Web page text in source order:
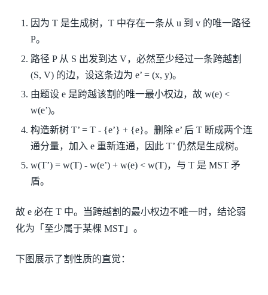
因为 T 是生成树，T 中存在一条从 u 到 v 的唯一路径
P。
路径 P 从 S 出发到达 V，必然至少经过一条跨越割
(S, V) 的边，设这条边为 e’ = (x, y)。
由题设 e 是跨越该割的唯一最小权边，故 w(e) <
w(e’)。
构造新树 T’ = T - {e’} + {e}。删除 e’ 后 T 断成两个连
通分量，加入 e 重新连通，因此 T’ 仍然是生成树。
w(T’) = w(T) - w(e’) + w(e) < w(T)，与 T 是 MST 矛
盾。
故 e 必在 T 中。当跨越割的最小权边不唯一时，结论弱
化为「至少属于某棵 MST」。
下图展示了割性质的直觉：